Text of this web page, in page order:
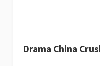
Drama China